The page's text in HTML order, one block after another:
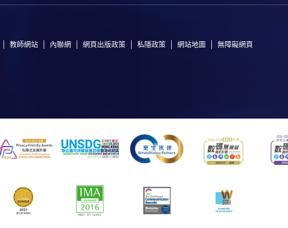
教師網站 內聯網 網頁出版政策 私隱政策 網站地圖 無障礙網頁